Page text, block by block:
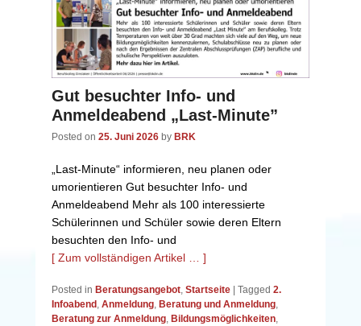
Gut besuchter Info- und
Anmeldeabend „Last-Minute”
Posted on 25. Juni 2026 by BRK
„Last-Minute“ informieren, neu planen oder
umorientieren Gut besuchter Info- und
Anmeldeabend Mehr als 100 interessierte
Schülerinnen und Schüler sowie deren Eltern
besuchten den Info- und
[ Zum vollständigen Artikel … ]
Posted in Beratungsangebot, Startseite | Tagged 2.
Infoabend, Anmeldung, Beratung und Anmeldung,
Beratung zur Anmeldung, Bildungsmöglichkeiten,